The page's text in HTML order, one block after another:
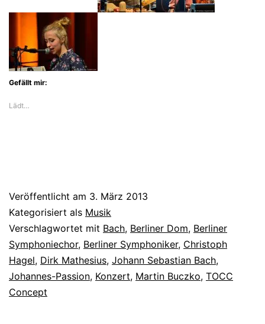
Gefällt mir:
Lädt…
Veröffentlicht am 3. März 2013
Kategorisiert als Musik
Verschlagwortet mit Bach, Berliner Dom, Berliner
Symphoniechor, Berliner Symphoniker, Christoph
Hagel, Dirk Mathesius, Johann Sebastian Bach,
Johannes-Passion, Konzert, Martin Buczko, TOCC
Concept